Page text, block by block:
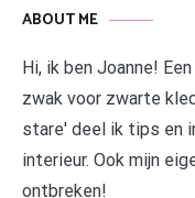
ABOUT ME
Hi, ik ben Joanne!
zwak voor zwarte
stare' deel ik tips en
interieur. Ook mijn
ontbreken!